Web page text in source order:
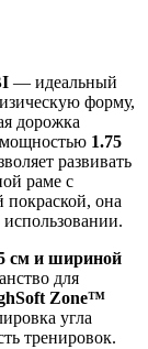
— идеальный
форму,
дорожка
мощностью 1.75
развивать
раме с
покраской, она
см и шириной
для
Zone™
угла
тренировок.